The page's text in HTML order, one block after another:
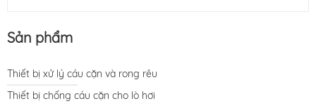
Sản phẩm
Thiết bị xử lý cáu cặn và rong rêu
Thiết bị chống cáu cặn cho lò hơi